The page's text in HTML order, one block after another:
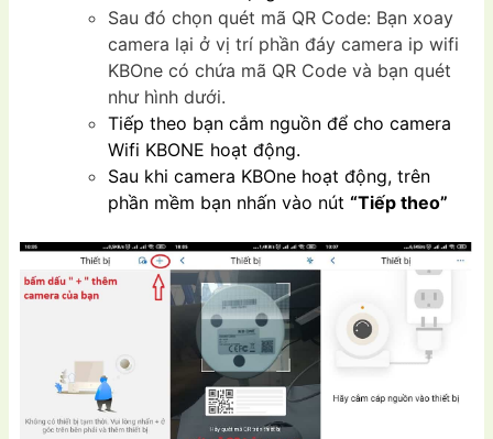
Sau đó chọn quét mã QR Code: Bạn xoay
camera lại ở vị trí phần đáy camera ip wifi
KBOne có chứa mã QR Code và bạn quét
như hình dưới.
Tiếp theo bạn cắm nguồn để cho camera
Wifi KBONE hoạt động.
Sau khi camera KBOne hoạt động, trên
phần mềm bạn nhấn vào nút “Tiếp theo”